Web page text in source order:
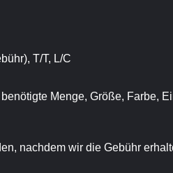
T/T, L/C
Menge, Größe, Farbe,
nachdem wir die Gebühr